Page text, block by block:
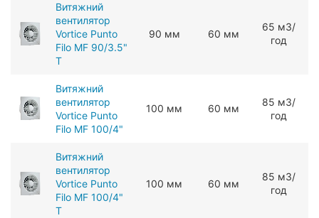
Витяжний
вентилятор
Vortice Punto
Filo MF 90/3.5"
T
90 мм 60 мм
65 мЗ/
год
Витяжний
вентилятор
Vortice Punto
Filo MF 100/4"
100 мм 60 мм
85 мЗ/
год
Витяжний
вентилятор
Vortice Punto
Filo MF 100/4"
T
100 мм 60 мм
85 мЗ/
год